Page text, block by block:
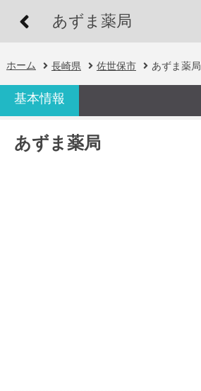
あずま薬局
ホーム 長崎県 佐世保市 あずま薬局
基本情報
あずま薬局